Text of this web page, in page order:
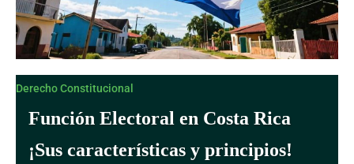
Derecho Constitucional
Función Electoral en Costa Rica
¡Sus características y principios!